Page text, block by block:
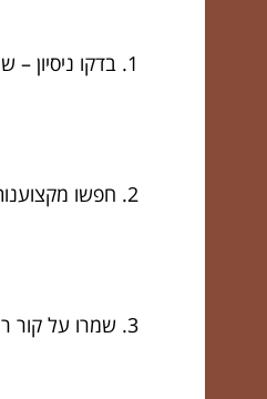
בדקו ניסיון –
חפשו
שמרו על קור